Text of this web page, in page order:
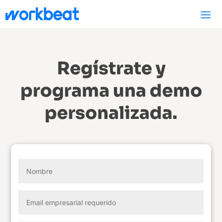
Regístrate y
programa una demo
personalizada.